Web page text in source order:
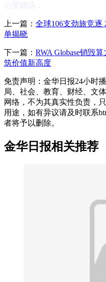
心灵鸡汤：
上一篇： 全球106支劲旅竞逐
单揭晓
下一篇： RWA Globase销毁
筑价值新高度
免责声明：金华日报24小时
局、社会、教育、财经、文
网络，不为其真实性负责，
用途，如有异议请及时联系
者将予以删除。
金华日报相关推荐